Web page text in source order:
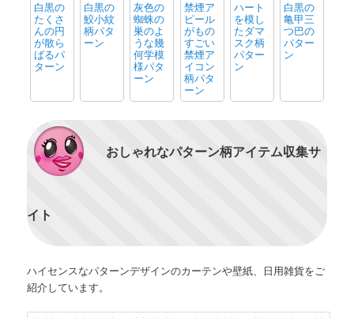
白黒の
たくさ
んの円
が散ら
ばるパ
ターン
白黒の
鮫小紋
柄パタ
ーン
灰色の
蜘蛛の
巣のよ
うな幾
何学模
様パタ
ーン
禁煙ア
ピール
がもの
すごい
禁煙ア
イコン
柄パタ
ーン
ハート
を模し
たダマ
スク柄
パター
ン
白黒の
亀甲三
つ巴の
パター
ン
おしゃれなパターン柄アイテム収集サ
イト
ハイセンスなパターンデザインのカーテンや壁紙、日用雑貨をご
紹介しています。